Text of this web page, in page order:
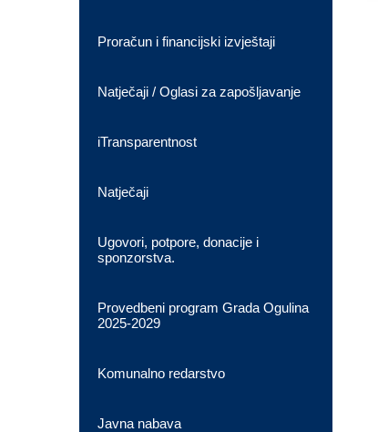
Proračun i financijski izvještaji
Natječaji / Oglasi za zapošljavanje
iTransparentnost
Natječaji
Ugovori, potpore, donacije i
sponzorstva.
Provedbeni program Grada Ogulina
2025-2029
Komunalno redarstvo
Javna nabava